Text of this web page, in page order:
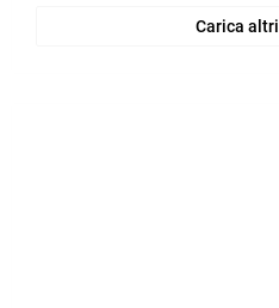
Carica